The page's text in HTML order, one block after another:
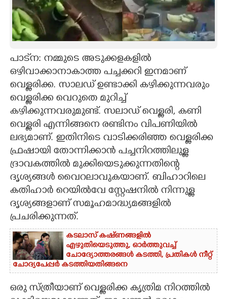
ASTRO
CARTOONS
LITERATURE
ZOOM
CONTACT US
പാട്‌ന: നമ്മുടെ അടുക്കളകളിൽ
ഒഴിവാക്കാനാകാത്ത പച്ചക്കറി ഇനമാണ്
വെള്ളരിക്ക. സാലഡ് ഉണ്ടാക്കി കഴിക്കുന്നവരും
വെള്ളരിക്ക വെറുതെ മുറിച്ച്
കഴിക്കുന്നവരുമുണ്ട്. സലാഡ് വെള്ളരി, കണി
വെള്ളരി എന്നിങ്ങനെ രണ്ടിനം വിപണിയിൽ
ലഭ്യമാണ്. ഇതിനിടെ വാടിക്കരിഞ്ഞ വെള്ളരിക്ക
ഫ്രഷായി തോന്നിക്കാൻ പച്ചനിറത്തിലുള്ള
ദ്രാവകത്തിൽ മുക്കിയെടുക്കുന്നതിന്റെ
ദൃശ്യങ്ങൾ വൈറലാവുകയാണ്. ബിഹാറിലെ
കതിഹാർ റെയിൽവേ സ്റ്റേഷനിൽ നിന്നുള്ള
ദൃശ്യങ്ങളാണ് സമൂഹമാദ്ധ്യമങ്ങളിൽ
പ്രചരിക്കുന്നത്.
കടലാസ് കഷ്‌ണങ്ങളിൽ
എഴുതിയെടുത്തു, ഓർത്തുവച്ച്
ചോദ്യോത്തരങ്ങൾ കടത്തി, പ്രതികൾ നീറ്റ്
ചോദ്യപേപ്പർ കടത്തിയതിങ്ങനെ
ഒരു സ്ത്രീയാണ് വെള്ളരിക്ക കൃത്രിമ നിറത്തിൽ